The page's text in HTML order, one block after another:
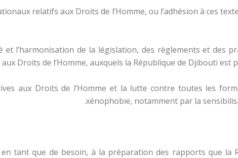
relatifs aux Droits de l’Homme, ou l’adhésion à ces
et l’harmonisation de la législation, des règlements et des
Droits de l’Homme, auxquels la République de Djibouti
aux Droits de l’Homme et la lutte contre toutes les
xénophobie, notamment par la
tant que de besoin, à la préparation des rapports que la